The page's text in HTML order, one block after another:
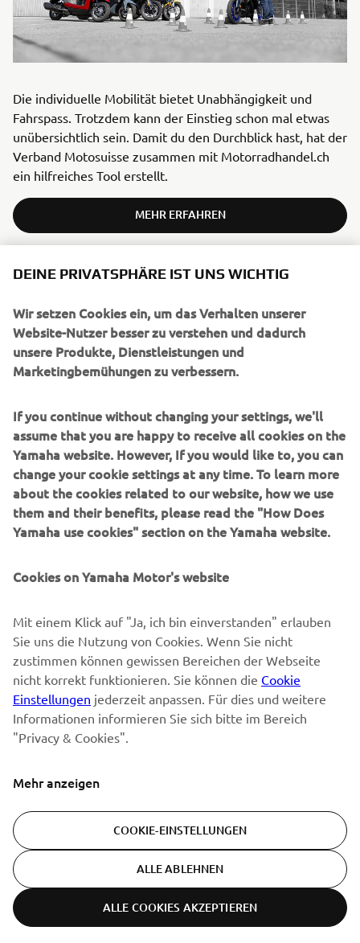
Die individuelle Mobilität bietet Unabhängigkeit und
Fahrspass. Trotzdem kann der Einstieg schon mal etwas
unübersichtlich sein. Damit du den Durchblick hast, hat der
Verband Motosuisse zusammen mit Motorradhandel.ch
ein hilfreiches Tool erstellt.
MEHR ERFAHREN
UNTERNEHMEN
B2B
MEHR YAMAHA
SUPPORT
NEWSLETTER
Sonderveranstaltungen, Neuerscheinungen und vielem mehr.
ABONNIEREN
Lesen Sie unsere Datenschutzrichtlinie, um zu erfahren, wie wir
Ihre persönlichen Daten verarbeiten: Datenschutzerklärung
© Copyright - 2026 Yamaha Motor Europe N.V. - All Rights
Reserved
Datenschutzerklärung
DEINE PRIVATSPHÄRE IST UNS WICHTIG
Wir setzen Cookies ein, um das Verhalten unserer
Website-Nutzer besser zu verstehen und dadurch
unsere Produkte, Dienstleistungen und
Marketingbemühungen zu verbessern.
If you continue without changing your settings, we'll
assume that you are happy to receive all cookies on the
Yamaha website. However, If you would like to, you can
change your cookie settings at any time. To learn more
about the cookies related to our website, how we use
them and their benefits, please read the "How Does
Yamaha use cookies" section on the Yamaha website.
Cookies on Yamaha Motor's website
Mit einem Klick auf "Ja, ich bin einverstanden" erlauben
Sie uns die Nutzung von Cookies. Wenn Sie nicht
zustimmen können gewissen Bereichen der Webseite
nicht korrekt funktionieren. Sie können die Cookie
Einstellungen jederzeit anpassen. Für dies und weitere
Informationen informieren Sie sich bitte im Bereich
"Privacy & Cookies".
Mehr anzeigen
COOKIE-EINSTELLUNGEN
ALLE ABLEHNEN
ALLE COOKIES AKZEPTIEREN